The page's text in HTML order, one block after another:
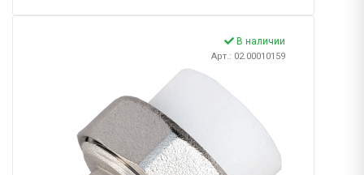
В наличии
Арт.: 02.00010159